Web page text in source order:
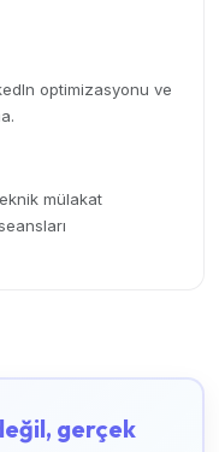
optimizasyonu ve
mülakat
gerçek